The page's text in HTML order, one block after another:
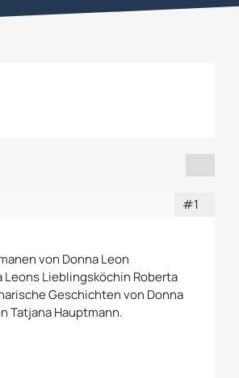
#1
von Donna Leon
Lieblingsköchin Roberta
Geschichten von Donna
Tatjana Hauptmann.